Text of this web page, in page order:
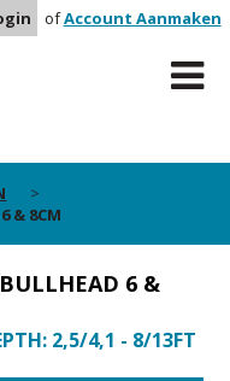
ofAccount Aanmaken
& 8CM
6 &
2,5/4,1 - 8/13FT